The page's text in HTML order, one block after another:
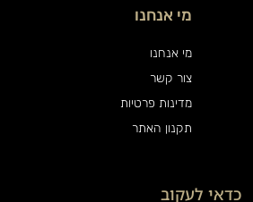
מי אנחנו
מי אנחנו
צור קשר
מדינות פרטיות
תקנון האתר
כדאי לעקוב